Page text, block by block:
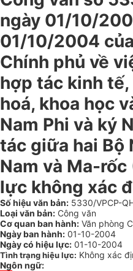
ngày 01/10/
01/10/2004
Chính phủ về
hợp tác kinh
hoá, khoa học
Nam Phi và ký
tác giữa hai Bộ
Nam và Ma-
lực không xác
Số hiệu văn bản: 5330/VPCP-
Loại văn bản: Công văn
Cơ quan ban hành: Văn phòng
Ngày ban hành: 01-10-2004
Ngày có hiệu lực: 01-10-2004
Tình trạng hiệu lực: Không xác
Ngôn ngữ: